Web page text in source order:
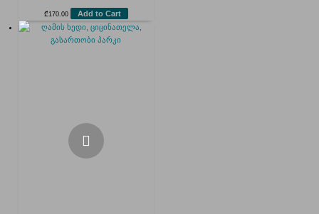
₾ 170.00 Add to Cart